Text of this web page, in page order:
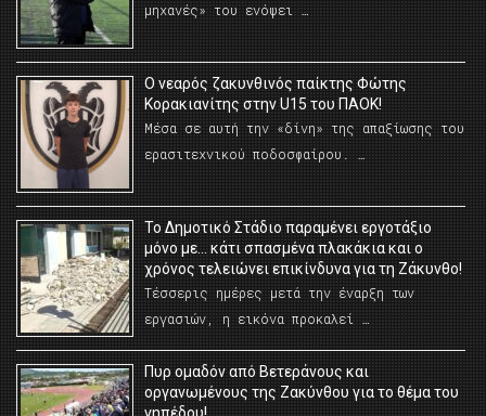
μηχανές» του ενόψει …
O νεαρός ζακυνθινός παίκτης Φώτης
Κορακιανίτης στην U15 του ΠΑΟΚ!
Μέσα σε αυτή την «δίνη» της απαξίωσης του
ερασιτεχνικού ποδοσφαίρου. …
Το Δημοτικό Στάδιο παραμένει εργοτάξιο
μόνο με… κάτι σπασμένα πλακάκια και ο
χρόνος τελειώνει επικίνδυνα για τη Ζάκυνθο!
Τέσσερις ημέρες μετά την έναρξη των
εργασιών, η εικόνα προκαλεί …
Πυρ ομαδόν από Βετεράνους και
οργανωμένους της Ζακύνθου για το θέμα του